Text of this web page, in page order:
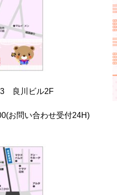
3 良川ビル2F
お問い合わせ受付24H)